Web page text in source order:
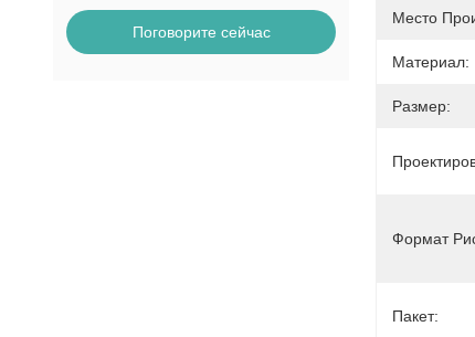
Поговорите сейчас
Место
Материал:
Размер:
Формат
Пакет: